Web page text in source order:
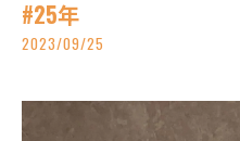
#25年
2023/09/25